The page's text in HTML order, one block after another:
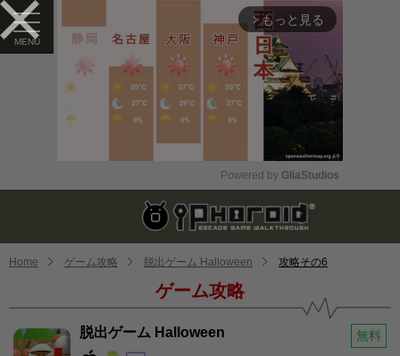
arrow_forward_ios もっと見る
Mute
Powered by GliaStudios
Home ゲーム攻略 脱出ゲーム Halloween 攻略その6
ゲーム攻略
脱出ゲーム Halloween 無料